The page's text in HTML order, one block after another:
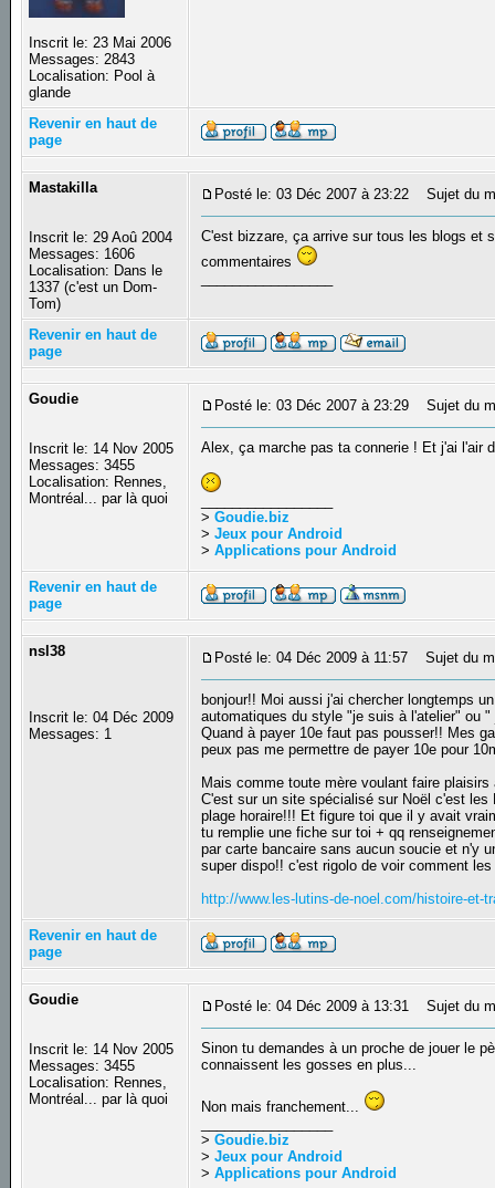
Inscrit le: 23 Mai 2006
Messages: 2843
Localisation: Pool à
glande
Revenir en haut de
page
Mastakilla
Inscrit le: 29 Aoû 2004
Messages: 1606
Localisation: Dans le
1337 (c'est un Dom-
Tom)
Posté le: 03 Déc 2007 à 23:22 Sujet du
C'est bizzare, ça arrive sur tous les blogs et
commentaires
Revenir en haut de
page
Goudie
Inscrit le: 14 Nov 2005
Messages: 3455
Localisation: Rennes,
Montréal... par là quoi
Posté le: 03 Déc 2007 à 23:29 Sujet du
Alex, ça marche pas ta connerie ! Et j'ai l'air
>Goudie.biz
>Jeux pour Android
>Applications pour Android
Revenir en haut de
page
nsl38
Inscrit le: 04 Déc 2009
Messages: 1
Posté le: 04 Déc 2009 à 11:57 Sujet du
bonjour!! Moi aussi j'ai chercher longtemps
automatiques du style "je suis à l'atelier" ou
Quand à payer 10e faut pas pousser!! Mes
peux pas me permettre de payer 10e pour
Mais comme toute mère voulant faire
C'est sur un site spécialisé sur Noël c'est
plage horaire!!! Et figure toi que il y avait
tu remplie une fiche sur toi + qq
par carte bancaire sans aucun soucie et n'y
super dispo!! c'est rigolo de voir comment
http://www.les-lutins-de-noel.com/histoire-et-
Revenir en haut de
page
Goudie
Inscrit le: 14 Nov 2005
Messages: 3455
Localisation: Rennes,
Montréal... par là quoi
Posté le: 04 Déc 2009 à 13:31 Sujet du
Sinon tu demandes à un proche de jouer le
connaissent les gosses en plus...
Non mais franchement...
>Goudie.biz
>Jeux pour Android
>Applications pour Android